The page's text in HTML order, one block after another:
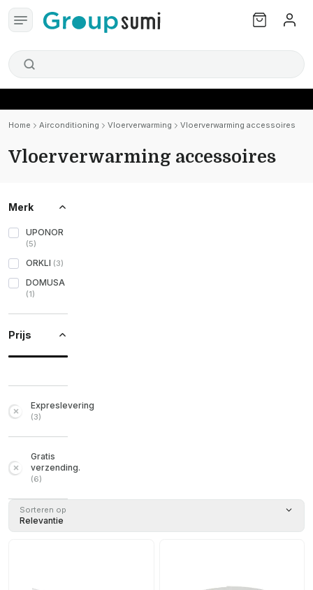
Home Airconditioning Vloerverwarming Vloerverwarming accessoires
Vloerverwarming accessoires
Merk
UPONOR
(5)
ORKLI (3)
DOMUSA
(1)
Prijs
Expreslevering
(3)
Gratis
verzending.
(6)
Sorteren op
Relevantie